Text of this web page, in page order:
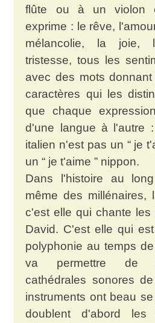
flûte ou à un violon
exprime : le rêve,
mélancolie, la joie,
tristesse, tous les
avec des mots
caractères qui les
que chaque
d'une langue à l'autre
italien n'est pas un “ je
un “ je t'aime ” nippon.
Dans l'histoire au
même des
c'est elle qui chante les
David. C'est elle qui
polyphonie au temps
va permettre de
cathédrales sonores
instruments ont beau
doublent d'abord